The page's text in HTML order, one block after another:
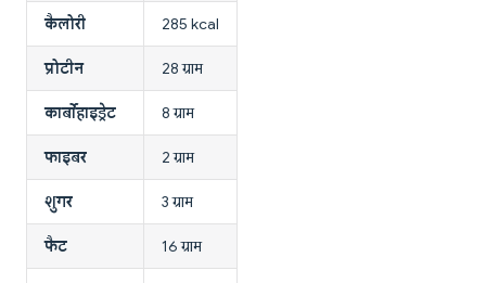
कैलोरी 285 kcal
प्रोटीन 28 ग्राम
कार्बोहाइड्रेट 8 ग्राम
फाइबर 2 ग्राम
शुगर 3 ग्राम
फैट 16 ग्राम